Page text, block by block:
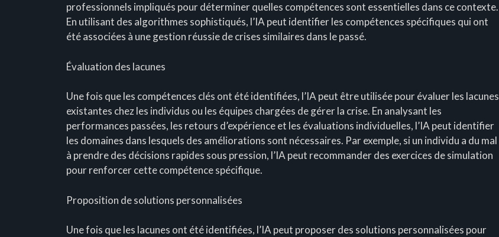
professionnels impliqués pour déterminer quelles compétences sont essentielles dans ce contexte.
En utilisant des algorithmes sophistiqués, l’IA peut identifier les compétences spécifiques qui ont
été associées à une gestion réussie de crises similaires dans le passé.
Évaluation des lacunes
Une fois que les compétences clés ont été identifiées, l’IA peut être utilisée pour évaluer les lacunes
existantes chez les individus ou les équipes chargées de gérer la crise. En analysant les
performances passées, les retours d’expérience et les évaluations individuelles, l’IA peut identifier
les domaines dans lesquels des améliorations sont nécessaires. Par exemple, si un individu a du mal
à prendre des décisions rapides sous pression, l’IA peut recommander des exercices de simulation
pour renforcer cette compétence spécifique.
Proposition de solutions personnalisées
Une fois que les lacunes ont été identifiées, l’IA peut proposer des solutions personnalisées pour